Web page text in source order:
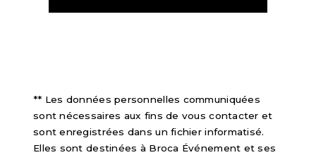
** Les données personnelles communiquées
sont nécessaires aux fins de vous contacter et
sont enregistrées dans un fichier informatisé.
Elles sont destinées à Broca Événement et ses